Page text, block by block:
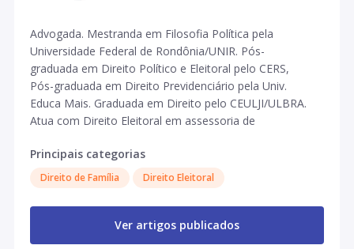
Advogada. Mestranda em Filosofia Política pela
Universidade Federal de Rondônia/UNIR. Pós-
graduada em Direito Político e Eleitoral pelo CERS,
Pós-graduada em Direito Previdenciário pela Univ.
Educa Mais. Graduada em Direito pelo CEULJI/ULBRA.
Atua com Direito Eleitoral em assessoria de
no curso de Direito na Estácio Unijipa e na pós-
graduação de Direito Eleitoral do Verbo Jurídico. Sócia
fundadora do escritório Aguiar e Van Dal Advocacia.
Criadora e Professora no curso Propaganda e
Marketing para as Eleições 2020. Presidente da
comissão de acompanhamento legislativo da Ordem
Principais categorias
Direito de Família Direito Eleitoral
Ver artigos publicados